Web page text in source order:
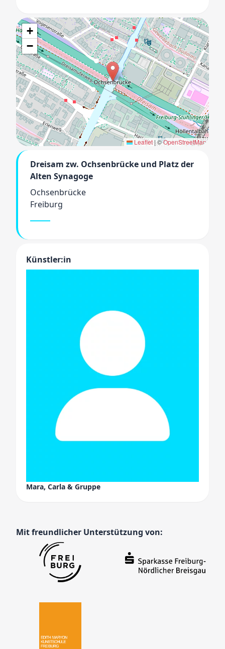
+
−
Leaflet|©OpenStreetMap
Dreisam zw. Ochsenbrücke und Platz der
Alten Synagoge
Ochsenbrücke
Freiburg
Künstler:in
Mara, Carla & Gruppe
Mit freundlicher Unterstützung von: